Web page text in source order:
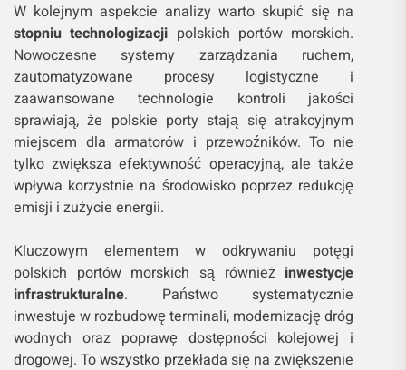
W kolejnym aspekcie analizy warto skupić się na
stopniu technologizacji polskich portów morskich.
Nowoczesne systemy zarządzania ruchem,
zautomatyzowane procesy logistyczne i
zaawansowane technologie kontroli jakości
sprawiają, że polskie porty stają się atrakcyjnym
miejscem dla armatorów i przewoźników. To nie
tylko zwiększa efektywność operacyjną, ale także
wpływa korzystnie na środowisko poprzez redukcję
emisji i zużycie energii.
Kluczowym elementem w odkrywaniu potęgi
polskich portów morskich są również inwestycje
infrastrukturalne. Państwo systematycznie
inwestuje w rozbudowę terminali, modernizację dróg
wodnych oraz poprawę dostępności kolejowej i
drogowej. To wszystko przekłada się na zwiększenie